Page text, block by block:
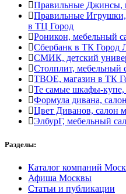
Правильные Джинсы,
Правильные
в ТЦ Город
Роникон, мебельный
Сбербанк в ТК Город
СМИК, детский
Столплит, мебельный
ТВОЕ, магазин в ТК
Те самые шкафы-
Формула дивана,
Цвет Диванов, салон
ЭлбурГ, мебельный
Разделы:
Каталог компаний
Афиша Москвы
Статьи и публикации